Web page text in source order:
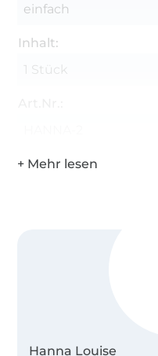
einfach
Inhalt:
1 Stück
Hanna Louise